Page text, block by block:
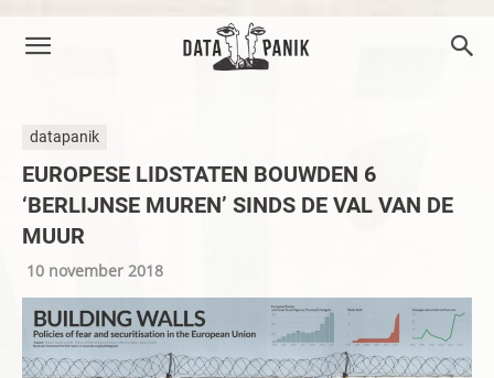
datapanik
EUROPESE LIDSTATEN BOUWDEN 6
‘BERLIJNSE MUREN’ SINDS DE VAL VAN DE
MUUR
10 november 2018